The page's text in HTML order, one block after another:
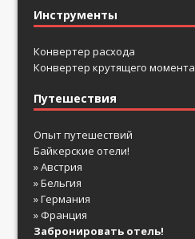
Инструменты
Конвертер расхода
Конвертер крутящего момента
Путешествия
Опыт путешествий
Байкерские отели!
» Австрия
» Бельгия
» Германия
» Франция
Забронировать отель!